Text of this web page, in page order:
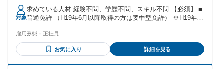
5184円 〜（固定残業時間：1ヶ月あたり72時間） 固定残業時
間を超えた勤務時間については別途残業代を支給する 【一律
手当】 全員に一律で支払われる通勤・皆勤・家族手当金額：
なし 全員に一律で支払われるその他手当金額：なし ※経験考
対象
求めている人材 経験不問、学歴不問、スキル不問 【必須】 ■
普通免許 （H19年6月以降取得の方は要中型免許） ※H19年5
の方も中型免許があればOK！ 【歓迎】 ■リフト免許を持って
いる方 ■車の運転が好きな方 ⭐未経験者も積極採用中！ もち
ろん、 軽貨物運送業、タクシー運転手 宅配、ルート営業など
雇用形態： 正社員
お気に入り 詳細を見る